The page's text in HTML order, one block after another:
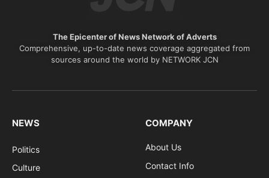
The Epicenter of News Network of Adverts
Comprehensive, up-to-date news coverage aggregated from
sources around the world by NETWORK JCN
NEWS
Politics
Culture
COMPANY
About Us
Contact Info